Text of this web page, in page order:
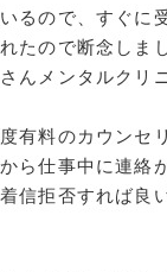
るので、すぐに
たので断念しま
んメンタルクリ
有料のカウンセ
ら仕事中に連絡
信拒否すれば良